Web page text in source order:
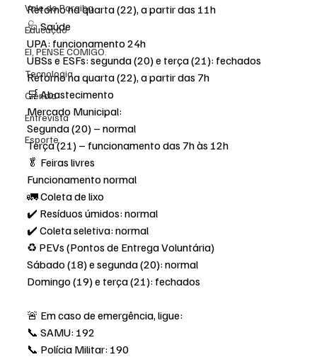
Vale do Paraiba
Educação
EI, PENSE COMIGO.
Tecnologia
Ciência
Entrevista
Esporte
Retorno na quarta (22), a partir das 11h
🩺 Saúde
UPA: funcionamento 24h
UBSs e ESFs: segunda (20) e terça (21): fechados
Retorno na quarta (22), a partir das 7h
🛒 Abastecimento
Mercado Municipal:
Segunda (20) – normal
Terça (21) – funcionamento das 7h às 12h
🥬 Feiras livres
Funcionamento normal
🚛 Coleta de lixo
✔️ Resíduos úmidos: normal
✔️ Coleta seletiva: normal
♻️ PEVs (Pontos de Entrega Voluntária)
Sábado (18) e segunda (20): normal
Domingo (19) e terça (21): fechados
🚨 Em caso de emergência, ligue:
📞 SAMU: 192
📞 Polícia Militar: 190